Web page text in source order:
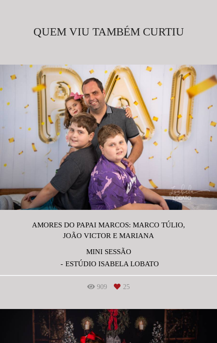
QUEM VIU TAMBÉM CURTIU
AMORES DO PAPAI MARCOS: MARCO TÚLIO,
JOÃO VICTOR E MARIANA
MINI SESSÃO
ESTÚDIO ISABELA LOBATO
909 25